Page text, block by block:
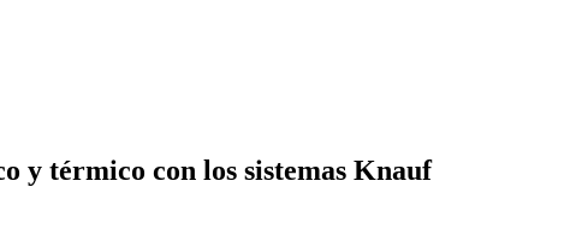
y térmico con los sistemas Knauf